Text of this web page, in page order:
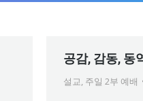
공감, 감동, 동
설교, 주일 2부 예배